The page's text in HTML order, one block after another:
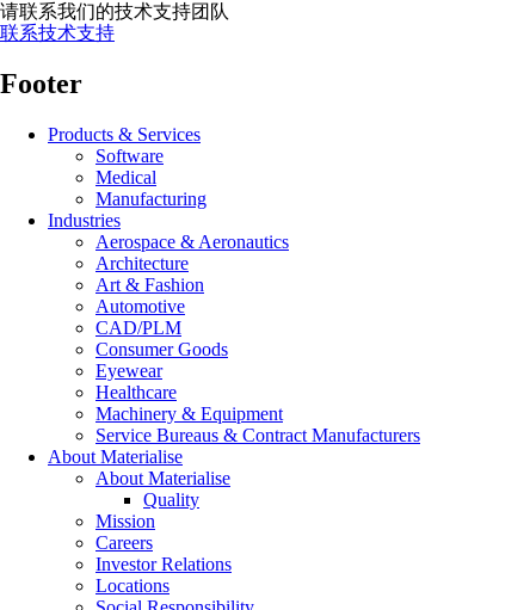
请联系我们的技术支持团队
联系技术支持
Footer
Products & Services
Software
Medical
Manufacturing
Industries
Aerospace & Aeronautics
Architecture
Art & Fashion
Automotive
CAD/PLM
Consumer Goods
Eyewear
Healthcare
Machinery & Equipment
Service Bureaus & Contract Manufacturers
About Materialise
About Materialise
Quality
Mission
Careers
Investor Relations
Locations